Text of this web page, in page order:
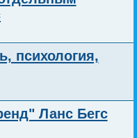
психология,
Ланс Бегс